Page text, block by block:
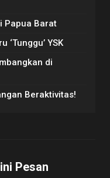
Papua Barat
YSK
di
Beraktivitas!
Pesan